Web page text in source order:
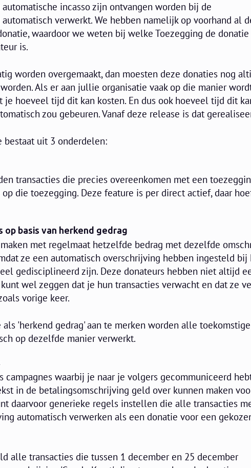
incasso zijn ontvangen worden bij de
verwerkt. We hebben namelijk op voorhand al
waardoor we weten bij welke Toezegging de
is.
worden overgemaakt, dan moesten deze donaties nog
Als er aan jullie organisatie vaak op die manier
je hoeveel tijd dit kan kosten. En dus ook hoeveel tijd dit
zou gebeuren. Vanaf deze release is dat
bestaat uit 3 onderdelen:
transacties die precies overeenkomen met een
die toezegging. Deze feature is per direct actief, daar
op basis van herkend gedrag
met regelmaat hetzelfde bedrag met dezelfde
ze een automatisch overschrijving hebben ingesteld bij
gedisciplineerd zijn. Deze donateurs hebben niet altijd
wel zeggen dat je hun transacties verwacht en dat ze
vorige keer.
als 'herkend gedrag' aan te merken worden alle
op dezelfde manier verwerkt.
campagnes waarbij je naar je volgers gecommuniceerd
in de betalingsomschrijving geld over kunnen maken
daarvoor generieke regels instellen die alle transacties
automatisch verwerken als een donatie voor een
alle transacties die tussen 1 december en 25 december